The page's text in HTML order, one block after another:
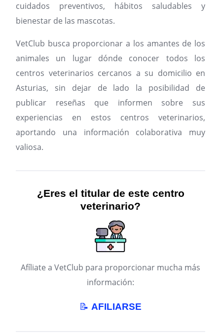
cuidados preventivos, hábitos saludables y
bienestar de las mascotas.
VetClub busca proporcionar a los amantes de los
animales un lugar dónde conocer todos los
centros veterinarios cercanos a su domicilio en
Asturias, sin dejar de lado la posibilidad de
publicar reseñas que informen sobre sus
experiencias en estos centros veterinarios,
aportando una información colaborativa muy
valiosa.
¿Eres el titular de este centro
veterinario?
Afíliate a VetClub para proporcionar mucha más
información:
📝 AFILIARSE